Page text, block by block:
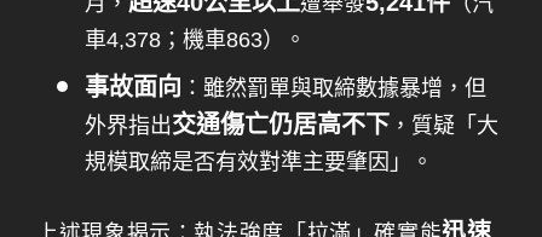
車4,378；機車863）。
事故面向 ：雖然罰單與取締數據暴增，但
外界指出交通傷亡仍居高不下 ，質疑「大
規模取締是否有效對準主要肇因」。
迅速